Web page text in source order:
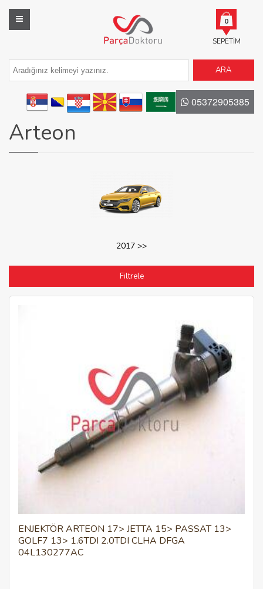
SEPETIM
0
ARA
05372905385
Arteon
2017 >>
Filtrele
ENJEKTÖR ARTEON 17> JETTA 15> PASSAT 13>
GOLF7 13> 1.6TDI 2.0TDI CLHA DFGA
04L130277AC